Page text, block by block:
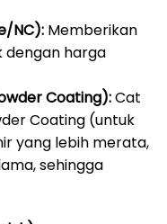
NC): Memberikan
dengan harga
Coating):Cat
Coating (untuk
yang lebih merata,
sehingga